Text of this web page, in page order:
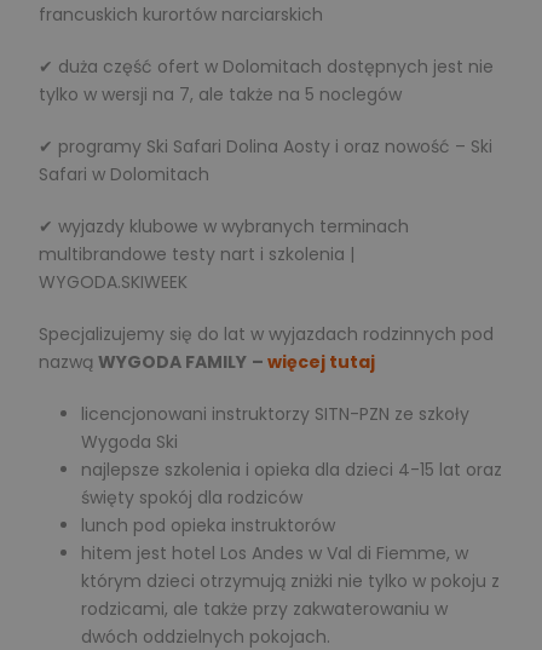
francuskich kurortów narciarskich
✔ duża część ofert w Dolomitach dostępnych jest nie
tylko w wersji na 7, ale także na 5 noclegów
✔ programy Ski Safari Dolina Aosty i oraz nowość – Ski
Safari w Dolomitach
✔ wyjazdy klubowe w wybranych terminach
multibrandowe testy nart i szkolenia |
WYGODA.SKIWEEK
Specjalizujemy się do lat w wyjazdach rodzinnych pod
nazwą WYGODA FAMILY – więcej tutaj
licencjonowani instruktorzy SITN-PZN ze szkoły
Wygoda Ski
najlepsze szkolenia i opieka dla dzieci 4-15 lat oraz
święty spokój dla rodziców
lunch pod opieka instruktorów
hitem jest hotel Los Andes w Val di Fiemme, w
którym dzieci otrzymują zniżki nie tylko w pokoju z
rodzicami, ale także przy zakwaterowaniu w
dwóch oddzielnych pokojach.